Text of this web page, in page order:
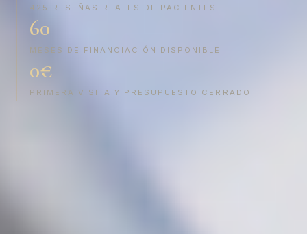
425 RESEÑAS REALES DE PACIENTES
60
MESES DE FINANCIACIÓN DISPONIBLE
0€
PRIMERA VISITA Y PRESUPUESTO CERRADO